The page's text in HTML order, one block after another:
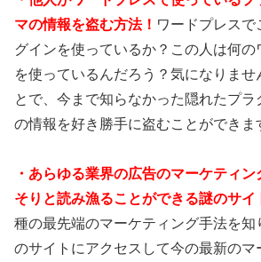
マの情報を盗む方法！ ワードプレスで
グインを使っているか？この人は何の
を使っているんだろう？気になりませ
とで、今まで知らなかった隠れたプラ
の情報を好き勝手に盗むことができま
・あらゆる業界の広告のマーケティ
そりと読み漁ることができる謎のサイ
種の最先端のマーケティング手法を知
のサイトにアクセスして今の最新のマ